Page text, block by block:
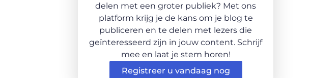
delen met een groter publiek? Met ons
platform krijg je de kans om je blog te
publiceren en te delen met lezers die
geïnteresseerd zijn in jouw content. Schrijf
mee en laat je stem horen!
Registreer u vandaag nog